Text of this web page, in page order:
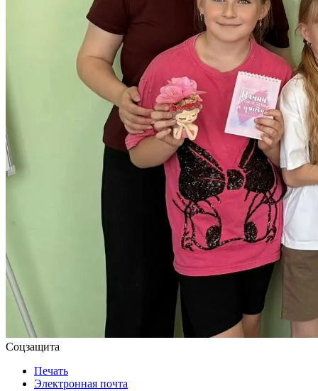
Соцзащита
Печать
Электронная почта